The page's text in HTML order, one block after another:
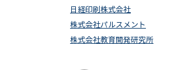
日経印刷株式会社
株式会社パルスメント
株式会社教育開発研究所